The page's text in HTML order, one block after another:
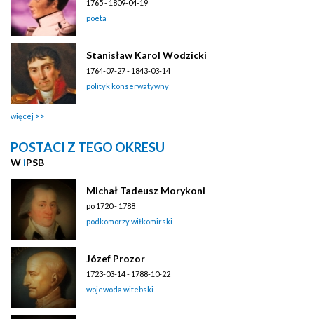
1765 - 1809-04-19
poeta
Stanisław Karol Wodzicki
1764-07-27 - 1843-03-14
polityk konserwatywny
więcej
POSTACI Z TEGO OKRESU
W iPSB
Michał Tadeusz Morykoni
po 1720 - 1788
podkomorzy wiłkomirski
Józef Prozor
1723-03-14 - 1788-10-22
wojewoda witebski